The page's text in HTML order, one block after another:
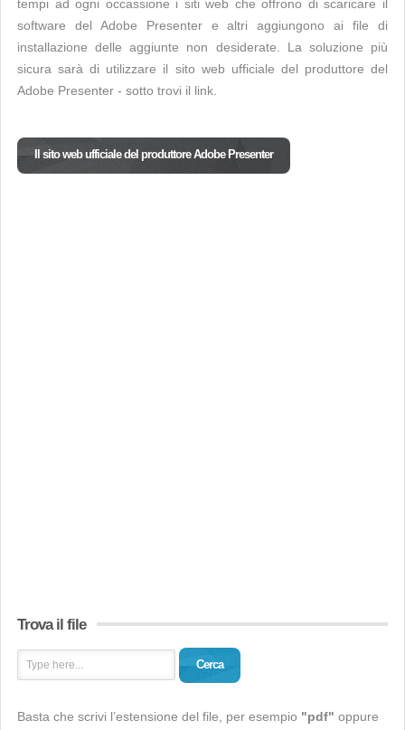
tempi ad ogni occassione i siti web che offrono di scaricare il
software del Adobe Presenter e altri aggiungono ai file di
installazione delle aggiunte non desiderate. La soluzione più
sicura sarà di utilizzare il sito web ufficiale del produttore del
Adobe Presenter - sotto trovi il link.
Il sito web ufficiale del produttore Adobe Presenter
Trova il file
Cerca
Basta che scrivi l’estensione del file, per esempio "pdf" oppure